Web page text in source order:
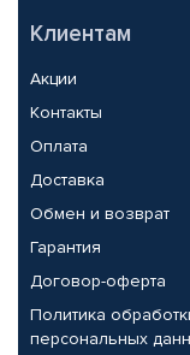
Клиентам
Акции
Контакты
Оплата
Доставка
Обмен и возврат
Гарантия
Договор-оферта
Политика
персональных